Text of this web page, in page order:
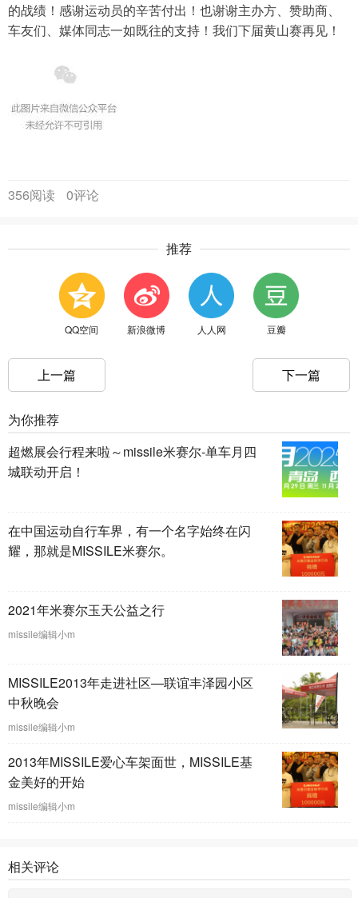
的战绩！感谢运动员的辛苦付出！也谢谢主办方、赞助商、
车友们、媒体同志一如既往的支持！我们下届黄山赛再见！
356阅读 0评论
推荐
QQ空间 新浪微博 人人网 豆瓣
上一篇 下一篇
为你推荐
超燃展会行程来啦～missile米赛尔-单车月四
城联动开启！
在中国运动自行车界，有一个名字始终在闪
耀，那就是MISSILE米赛尔。
2021年米赛尔玉天公益之行
missile编辑小m
MISSILE2013年走进社区—联谊丰泽园小区
中秋晚会
missile编辑小m
2013年MISSILE爱心车架面世，MISSILE基
金美好的开始
missile编辑小m
相关评论